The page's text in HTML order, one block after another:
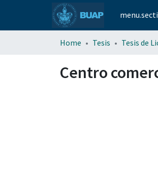
Home Tesis Tesis de
Centro